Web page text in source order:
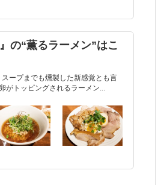
の“薫るラーメン”はこ
ープまでも燻製した新感覚とも言
トッピングされるラーメン...